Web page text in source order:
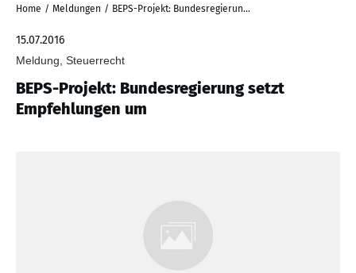
Home / Meldungen / BEPS-Projekt: Bundesregierung setzt Empfehlungen um
15.07.2016
Meldung, Steuerrecht
BEPS-Projekt: Bundesregierung setzt
Empfehlungen um